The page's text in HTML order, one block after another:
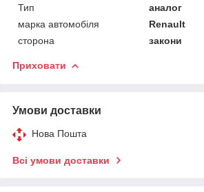
Тип
аналог
марка автомобіля
Renault
сторона
закони
Приховати
Умови доставки
Нова Пошта
Всі умови доставки